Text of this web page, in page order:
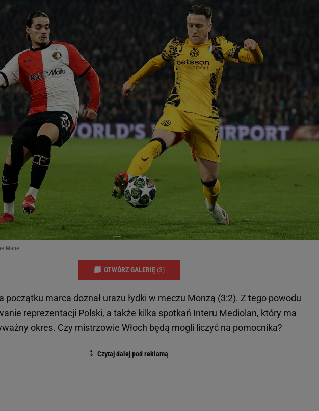
Mahe
OTWÓRZ GALERIĘ (3)
początku marca doznał urazu łydki w meczu Monzą (3:2). Z tego powodu
reprezentacji Polski, a także kilka spotkań Interu Mediolan, który ma
okres. Czy mistrzowie Włoch będą mogli liczyć na pomocnika?